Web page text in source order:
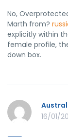
No,
Marth from?
explicitly within
female profile,
down box.
16/01/